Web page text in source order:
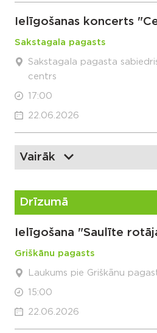
Ielīgošanas koncerts
Sakstagala pagasts
Sakstagala pagasta
centrs
17:00
22.06.2026
Vairāk
Drīzumā
Ielīgošana "Saulīte
Griškānu pagasts
Laukums pie Griškānu
15:00
22.06.2026